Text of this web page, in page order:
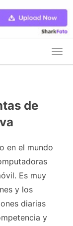
de
en el mundo
Es muy
y los
diarias
y